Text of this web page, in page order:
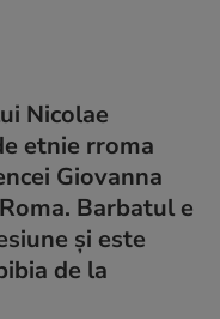
Nicolae
etnie rroma
Giovanna
Barbatul e
şi este
de la